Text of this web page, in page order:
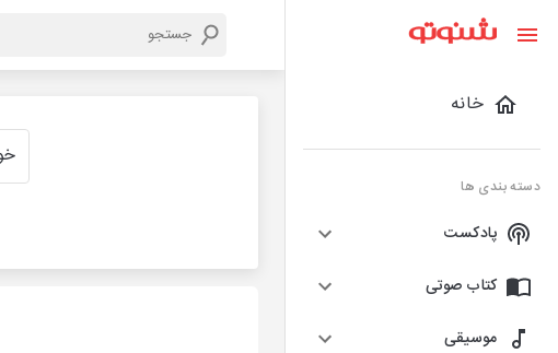
خانه
دسته بندی ها
پادکست
کتاب صوتی
موسیقی